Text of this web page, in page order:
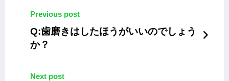
Previous post
Q:歯磨きはしたほうがいいのでしょう
か？
Next post